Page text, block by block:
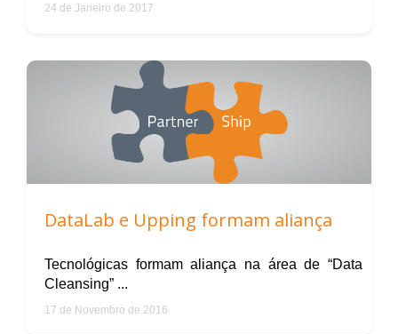
24 de Janeiro de 2017
DataLab e Upping formam aliança
Tecnológicas formam aliança na área de “Data
Cleansing” ...
17 de Novembro de 2016